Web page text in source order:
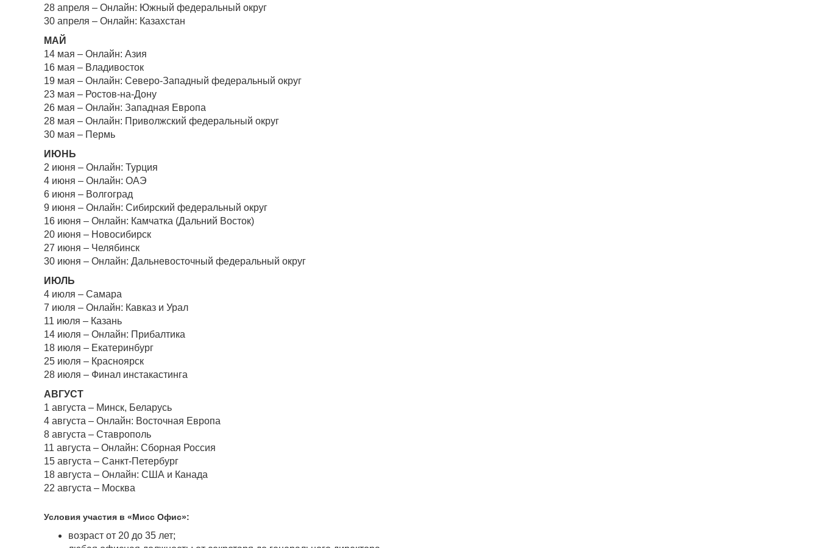
28 апреля – Онлайн: Южный федеральный округ
30 апреля – Онлайн: Казахстан
МАЙ
14 мая – Онлайн: Азия
16 мая – Владивосток
19 мая – Онлайн: Северо-Западный федеральный округ
23 мая – Ростов-на-Дону
26 мая – Онлайн: Западная Европа
28 мая – Онлайн: Приволжский федеральный округ
30 мая – Пермь
ИЮНЬ
2 июня – Онлайн: Турция
4 июня – Онлайн: ОАЭ
6 июня – Волгоград
9 июня – Онлайн: Сибирский федеральный округ
16 июня – Онлайн: Камчатка (Дальний Восток)
20 июня – Новосибирск
27 июня – Челябинск
30 июня – Онлайн: Дальневосточный федеральный округ
ИЮЛЬ
4 июля – Самара
7 июля – Онлайн: Кавказ и Урал
11 июля – Казань
14 июля – Онлайн: Прибалтика
18 июля – Екатеринбург
25 июля – Красноярск
28 июля – Финал инстакастинга
АВГУСТ
1 августа – Минск, Беларусь
4 августа – Онлайн: Восточная Европа
8 августа – Ставрополь
11 августа – Онлайн: Сборная Россия
15 августа – Санкт-Петербург
18 августа – Онлайн: США и Канада
22 августа – Москва
Условия участия в «Мисс Офис»:
возраст от 20 до 35 лет;